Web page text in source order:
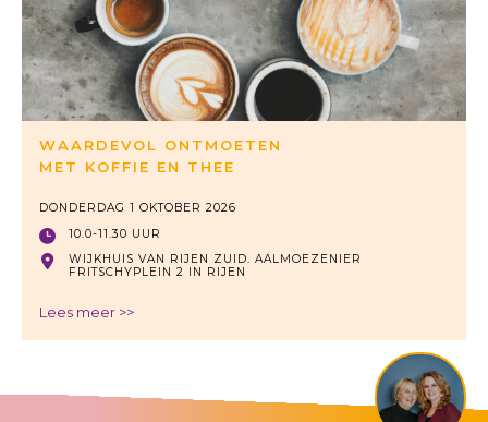
WAARDEVOL ONTMOETEN
MET KOFFIE EN THEE
DONDERDAG 1 OKTOBER 2026
10.0-11.30 UUR
WIJKHUIS VAN RIJEN ZUID. AALMOEZENIER
FRITSCHYPLEIN 2 IN RIJEN
Lees meer >>